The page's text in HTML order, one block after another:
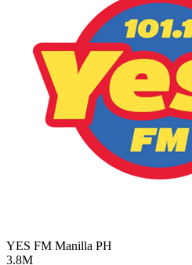
YES FM Manilla PH
3.8M